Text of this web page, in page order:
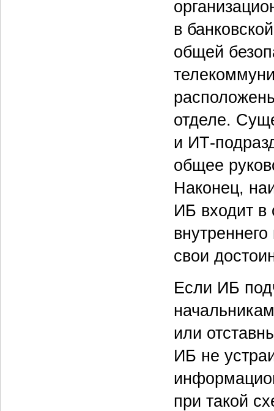
в
общей
отделе.
и ИТ-
общее
Наконец,
ИБ входит в
свои
Если ИБ
или
ИБ не
при такой